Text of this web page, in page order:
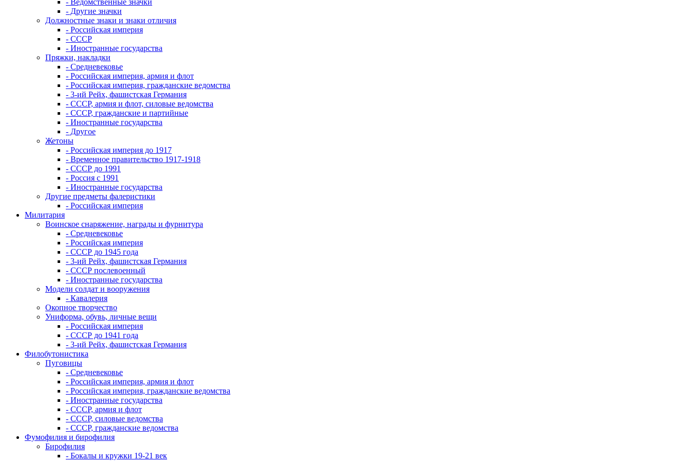
- Ведомственные значки
- Другие значки
Должностные знаки и знаки отличия
- Российская империя
- СССР
- Иностранные государства
Пряжки, накладки
- Средневековье
- Российская империя, армия и флот
- Российская империя, гражданские ведомства
- 3-ий Рейх, фашистская Германия
- СССР, армия и флот, силовые ведомства
- СССР, гражданские и партийные
- Иностранные государства
- Другое
Жетоны
- Российская империя до 1917
- Временное правительство 1917-1918
- СССР до 1991
- Россия с 1991
- Иностранные государства
Другие предметы фалеристики
- Российская империя
Милитария
Воинское снаряжение, награды и фурнитура
- Средневековье
- Российская империя
- СССР до 1945 года
- 3-ий Рейх, фашистская Германия
- СССР послевоенный
- Иностранные государства
Модели солдат и вооружения
- Кавалерия
Окопное творчество
Униформа, обувь, личные вещи
- Российская империя
- СССР до 1941 года
- 3-ий Рейх, фашистская Германия
Филобутонистика
Пуговицы
- Средневековье
- Российская империя, армия и флот
- Российская империя, гражданские ведомства
- Иностранные государства
- СССР, армия и флот
- СССР, силовые ведомства
- СССР, гражданские ведомства
Фумофилия и бирофилия
Бирофилия
- Бокалы и кружки 19-21 век